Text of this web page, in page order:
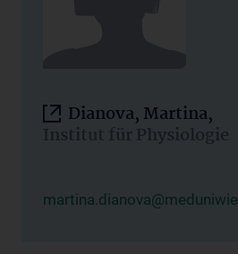
Dianova, Martina,
Institut für Physiologie